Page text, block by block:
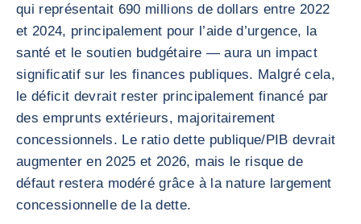
qui représentait 690 millions de dollars entre 2022
et 2024, principalement pour l’aide d’urgence, la
santé et le soutien budgétaire — aura un impact
significatif sur les finances publiques. Malgré cela,
le déficit devrait rester principalement financé par
des emprunts extérieurs, majoritairement
concessionnels. Le ratio dette publique/PIB devrait
augmenter en 2025 et 2026, mais le risque de
défaut restera modéré grâce à la nature largement
concessionnelle de la dette.